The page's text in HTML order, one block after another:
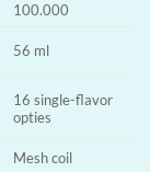
100.000
56 ml
16 single-flavor
opties
Mesh coil